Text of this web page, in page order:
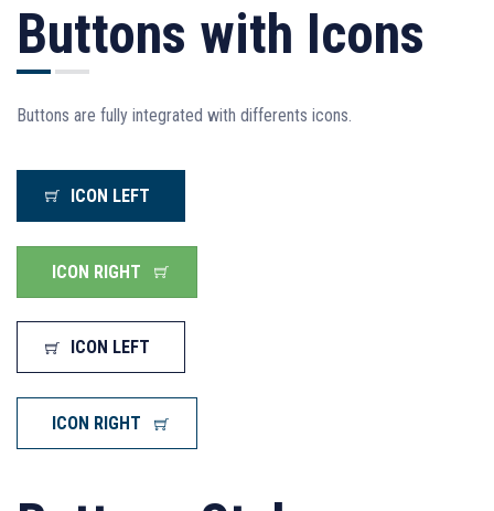
Buttons with Icons
Buttons are fully integrated with differents icons.
ICON LEFT
ICON RIGHT
ICON LEFT
ICON RIGHT